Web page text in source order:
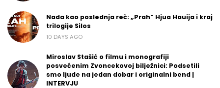
Nada kao poslednja reč: „Prah“ Hjua Hauija i kraj
trilogije Silos
10 DAYS AGO
Miroslav Stašić o filmu i monografiji
posvećenim Zvoncekovoj bilježnici: Podsetili
smo ljude na jedan dobar i originalni bend |
INTERVJU